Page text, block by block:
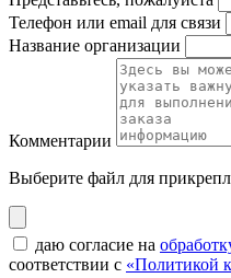
Телефон или email для связи
Название организации
Комментарии
Выберите файл для
даю согласие на
соответствии с «Политикой